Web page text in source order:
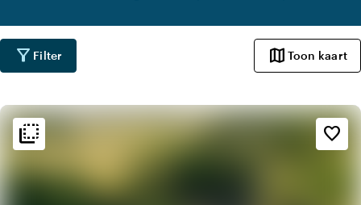
perfecte setting om jouw gasten te imponeren en
herinneringen te creëren die een leven lang meegaan.
filter_alt Filter map Toon kaart
flip_to_back favorite_border
flip_to_back Sfeer en esthetiek
check_box_outline_blank
Basic